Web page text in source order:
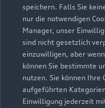
speichern. Falls Sie
nur die notwendigen
Manager, unser
sind nicht gesetzlich
einzuwilligen, aber
können Sie bestimmte
nutzen. Sie können Ihre
aufgeführten
Einwilligung jederzeit
Kontaktdaten